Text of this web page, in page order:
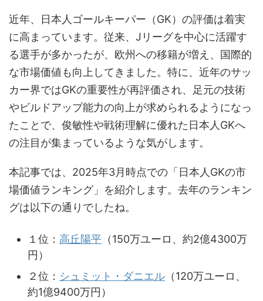
近年、日本人ゴールキーパー（GK）の評価は着実
に高まっています。従来、Jリーグを中心に活躍す
る選手が多かったが、欧州への移籍が増え、国際的
な市場価値も向上してきました。特に、近年のサッ
カー界ではGKの重要性が再評価され、足元の技術
やビルドアップ能力の向上が求められるようになっ
たことで、俊敏性や戦術理解に優れた日本人GKへ
の注目が集まっているような気がします。
本記事では、2025年3月時点での「日本人GKの市
場価値ランキング」を紹介します。去年のランキン
グは以下の通りでしたね。
１位： 高丘陽平 （150万ユーロ、約2億4300万
円）
２位： シュミット・ダニエル （120万ユーロ、
約1億9400万円）